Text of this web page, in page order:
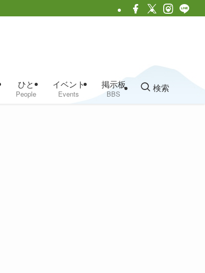
ひと
People
イベント
Events
掲示板
BBS
検索